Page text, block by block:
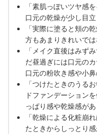
「素肌っぽいツヤ感
口元の乾燥が少し目立
「実際に塗ると頬の
方もあまりきれいでは
「メイク直後はみず
だ昼過ぎには口元の
口元の粉吹き感や小
「つけたときのうる
ドファンデーション
っぱり感や乾燥感が
「乾燥による化粧崩
たときからしっとり